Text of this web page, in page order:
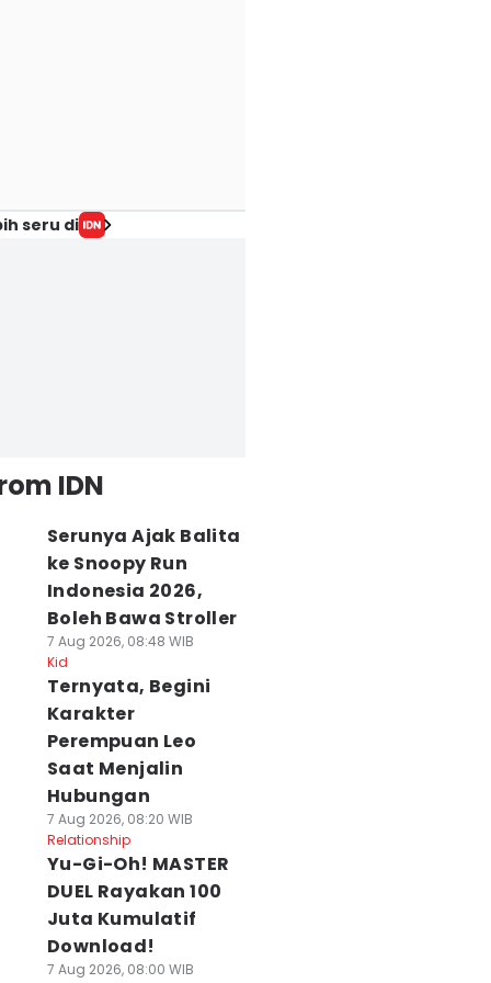
seru di
IDN
Serunya Ajak Balita
ke Snoopy Run
Indonesia 2026,
Boleh Bawa Stroller
7 Aug 2026, 08:48 WIB
Kid
Ternyata, Begini
Karakter
Perempuan Leo
Saat Menjalin
Hubungan
7 Aug 2026, 08:20 WIB
Relationship
Yu-Gi-Oh! MASTER
DUEL Rayakan 100
Juta Kumulatif
Download!
7 Aug 2026, 08:00 WIB